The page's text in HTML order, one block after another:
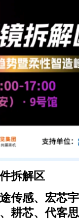
拆解区
传感、宏芯
耕芯、代客